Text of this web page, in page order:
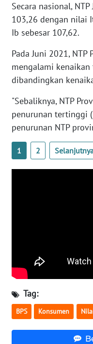
Secara nasional,
103,26 dengan nilai
Ib sebesar 107,62.
Pada Juni 2021,
mengalami
dibandingkan
"Sebaliknya, NTP
penurunan tertinggi
penurunan NTP
1 2
Tag:
BPS Konsumen
WN
SUMUT
WN
JAKARTA
JABAR
WN
BANTEN
WN
BARAT
WN
RIAU